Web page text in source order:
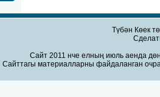
Түбән Көек
Сайт 2011 нче елның июль аенда
Сайттагы материалларны файдаланган